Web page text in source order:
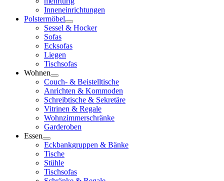
Inneneinrichtungen
Polstermöbel
Sessel & Hocker
Sofas
Ecksofas
Liegen
Tischsofas
Wohnen
Couch- & Beistelltische
Anrichten & Kommoden
Schreibtische & Sekretäre
Vitrinen & Regale
Wohnzimmerschränke
Garderoben
Essen
Eckbankgruppen & Bänke
Tische
Stühle
Tischsofas